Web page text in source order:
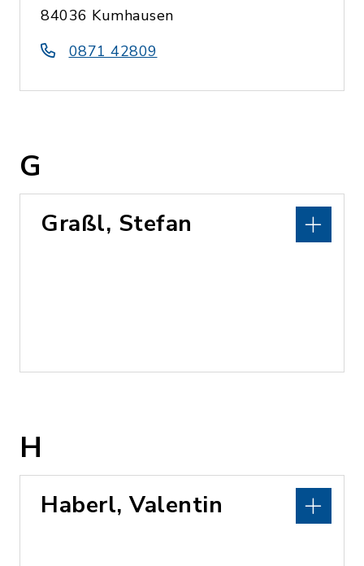
84036 Kumhausen
0871 42809
G
Graßl, Stefan
H
Haberl, Valentin